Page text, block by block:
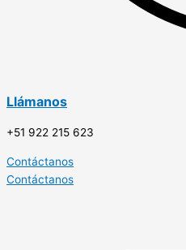
Llámanos
+51 922 215 623
Contáctanos
Contáctanos